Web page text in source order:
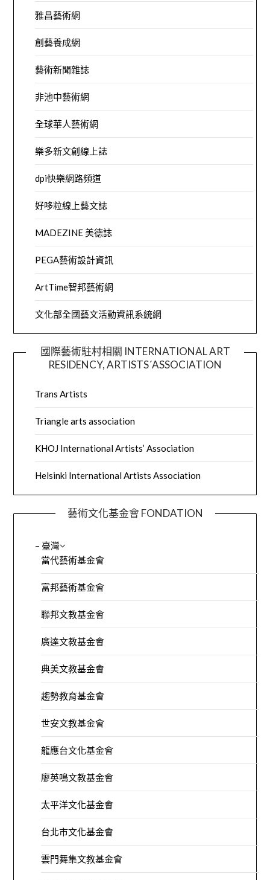
雅昌藝術網
創藝養成網
藝術新聞雜誌
非池中藝術網
全球華人藝術網
樂多新文創線上誌
dpi快樂網路頻道
好哆粒線上藝文誌
MADEZINE 美德誌
PEGA藝術設計資訊
ArtTime智邦藝術網
文化部全國藝文活動資訊系統網
國際藝術駐村相關 INTERNATIONAL ART
RESIDENCY, ARTISTS´ASSOCIATION
Trans Artists
Triangle arts association
KHOJ International Artists’ Association
Helsinki International Artists Association
藝術文化基金會 FONDATION
– 臺灣
當代藝術基金會
富邦藝術基金會
聯邦文教基金會
廣達文教基金會
典美文教基金會
趨勢教育基金會
世安文教基金會
龍應台文化基金會
廖英鳴文教基金會
太平洋文化基金會
台北市文化基金會
雲門舞集文教基金會